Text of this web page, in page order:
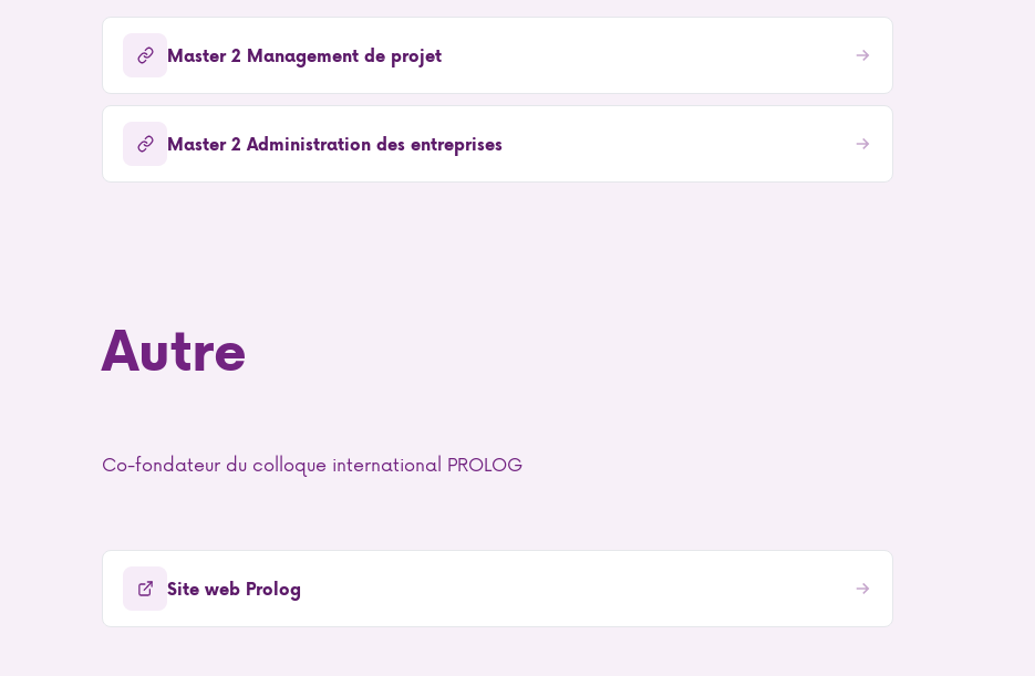
Master 2 Management de projet
Master 2 Administration des entreprises
Autre
Co-fondateur du colloque international PROLOG
Site web Prolog